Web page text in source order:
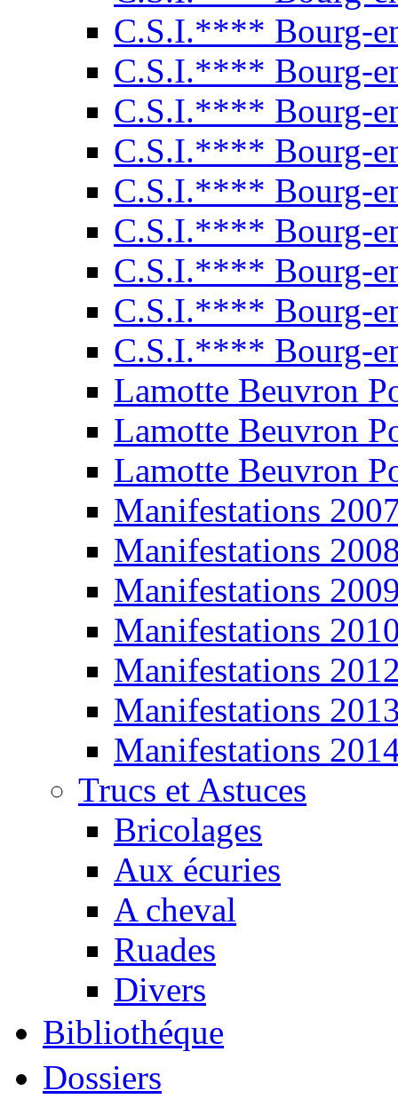
C.S.I.**** Bourg-
C.S.I.**** Bourg-
C.S.I.**** Bourg-
C.S.I.**** Bourg-
C.S.I.**** Bourg-
C.S.I.**** Bourg-
C.S.I.**** Bourg-
C.S.I.**** Bourg-
C.S.I.**** Bourg-
Lamotte Beuvron
Lamotte Beuvron
Lamotte Beuvron
Manifestations
Manifestations
Manifestations
Manifestations
Manifestations
Manifestations
Manifestations
Trucs et Astuces
Bricolages
Aux écuries
A cheval
Ruades
Divers
Bibliothéque
Dossiers